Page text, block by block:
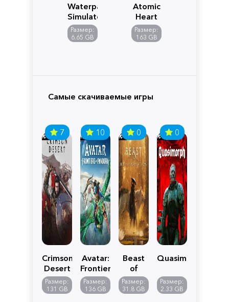
Waterpark
Simulator
Размер:
6.65 GB
Atomic
Heart
Размер:
163 GB
Самые скачиваемые игры
7
Crimson
Desert
Размер:
131 GB
10
Avatar:
Frontiers
of
Pandora
Размер:
136 GB
0
Beast
of
Reincarnation
Размер:
31.8 GB
0
Quasimorph
Размер:
2.33 GB